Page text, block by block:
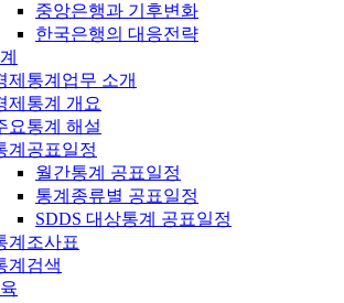
중앙은행과 기후변화
한국은행의 대응전략
제통계업무 소개
제통계 개요
요통계 해설
계공표일정
월간통계 공표일정
통계종류별 공표일정
SDDS 대상통계 공표일정
계조사표
계검색